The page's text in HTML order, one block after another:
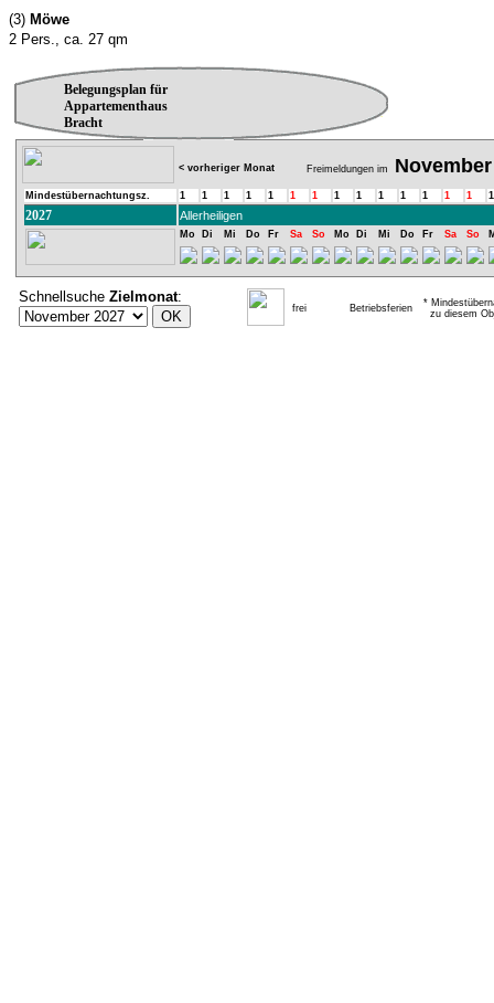
(3) Möwe
2 Pers., ca. 27 qm
Belegungsplan für
Appartementhaus
Bracht
< vorheriger Monat Freimeldungen im November
Mindestübernachtungsz. 1 1 1 1 1 1 1 1 1 1 1 1 1 1 1
2027 Allerheiligen
Mo Di Mi Do Fr Sa So Mo Di Mi Do Fr Sa So
Schnellsuche Zielmonat:
frei Betriebsferien
*
zu diesem